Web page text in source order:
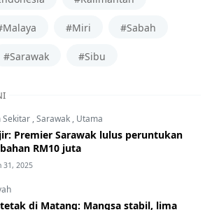
#Miri #Sabah
#Sarawak #Sibu
Sekitar,Sarawak, Utama
Premier Sarawak lulus peruntukan
RM10 juta
31, 2025
tetak di Matang: Mangsa stabil, lima